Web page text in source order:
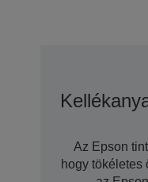
Az Epson
hogy tökéletes